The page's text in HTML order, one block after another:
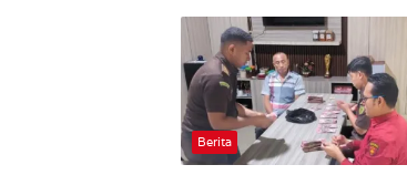
Berita